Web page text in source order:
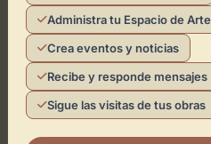
Administra tu Espacio de Arte
Crea eventos y noticias
Recibe y responde mensajes
Sigue las visitas de tus obras